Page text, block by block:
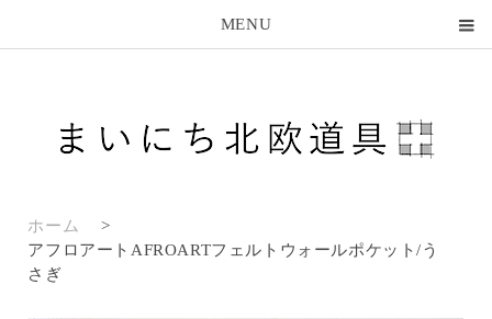
MENU
ホーム
>
アフロアートAFROARTフェルトウォールポケット/う
さぎ